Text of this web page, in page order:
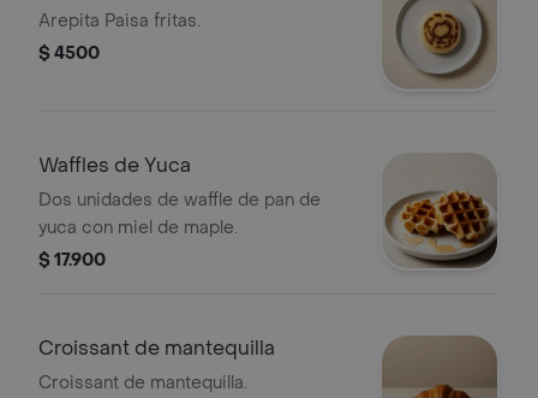
Arepita Paisa fritas.
$ 4500
Waffles de Yuca
Dos unidades de waffle de pan de
yuca con miel de maple.
$ 17.900
Croissant de mantequilla
Croissant de mantequilla.